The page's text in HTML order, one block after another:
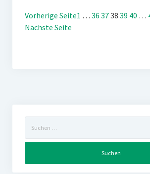
Vorherige Seite1 … 36 3738 39 40 …
Nächste Seite
nach: